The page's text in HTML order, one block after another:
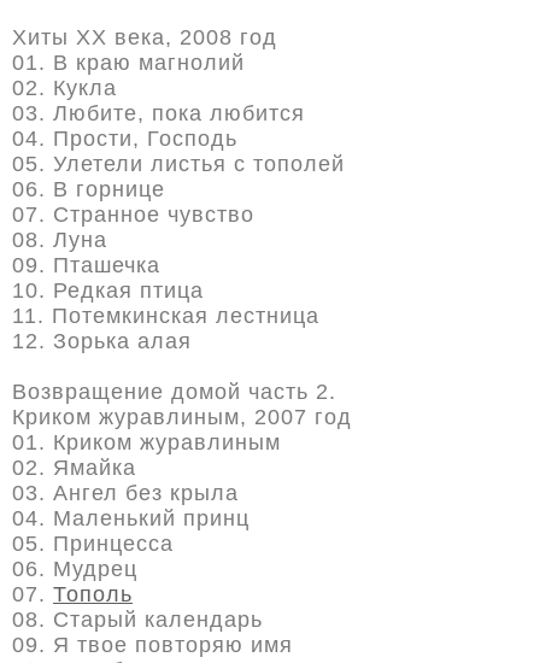
Хиты ХХ века, 2008 год
01. В краю магнолий
02. Кукла
03. Любите, пока любится
04. Прости, Господь
05. Улетели листья с тополей
06. В горнице
07. Странное чувство
08. Луна
09. Пташечка
10. Редкая птица
11. Потемкинская лестница
12. Зорька алая
Возвращение домой часть 2.
Криком журавлиным, 2007 год
01. Криком журавлиным
02. Ямайка
03. Ангел без крыла
04. Маленький принц
05. Принцесса
06. Мудрец
07. Тополь
08. Старый календарь
09. Я твое повторяю имя